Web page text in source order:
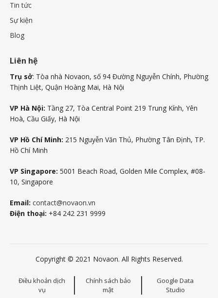
Tin tức
Sự kiện
Blog
Liên hệ
Trụ sở: Tòa nhà Novaon, số 94 Đường Nguyễn Chính, Phường
Thịnh Liệt, Quận Hoàng Mai, Hà Nội
VP Hà Nội: Tầng 27, Tòa Central Point 219 Trung Kính, Yên
Hoà, Cầu Giấy, Hà Nội
VP Hồ Chí Minh: 215 Nguyễn Văn Thủ, Phường Tân Định, TP.
Hồ Chí Minh
VP Singapore: 5001 Beach Road, Golden Mile Complex, #08-
10, Singapore
Email: contact@novaon.vn
Điện thoại: +84 242 231 9999
Copyright © 2021 Novaon. All Rights Reserved.
Điều khoản dịch
vụ
Chính sách bảo
mật
Google Data
Studio